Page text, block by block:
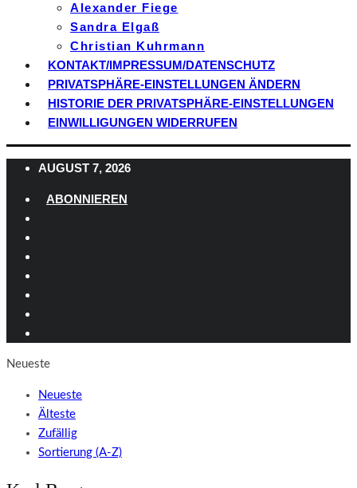
Alexander Fiege
Sandra Elgaß
Christian Kuhrmann
KONTAKT/IMPRESSUM/DATENSCHUTZ
PRIVATSPHÄRE-EINSTELLUNGEN ÄNDERN
HISTORIE DER PRIVATSPHÄRE-EINSTELLUNGEN
EINWILLIGUNGEN WIDERRUFEN
AUGUST 7, 2026
ABONNIEREN
Neueste
Neueste
Älteste
Zufällig
Sortierung (A-Z)